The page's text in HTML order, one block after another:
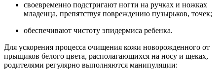
своевременно подстригают ногти на ручках и ножках
младенца, препятствуя повреждению пузырьков, точек;
обеспечивают чистоту эпидермиса ребенка.
Для ускорения процесса очищения кожи новорожденного от
прыщиков белого цвета, располагающихся на носу и щеках,
родителями регулярно выполняются манипуляции: